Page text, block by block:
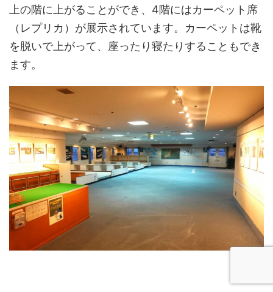
上の階に上がることができ、4階にはカーペット席
（レプリカ）が展示されています。カーペットは靴
を脱いで上がって、座ったり寝たりすることもでき
ます。